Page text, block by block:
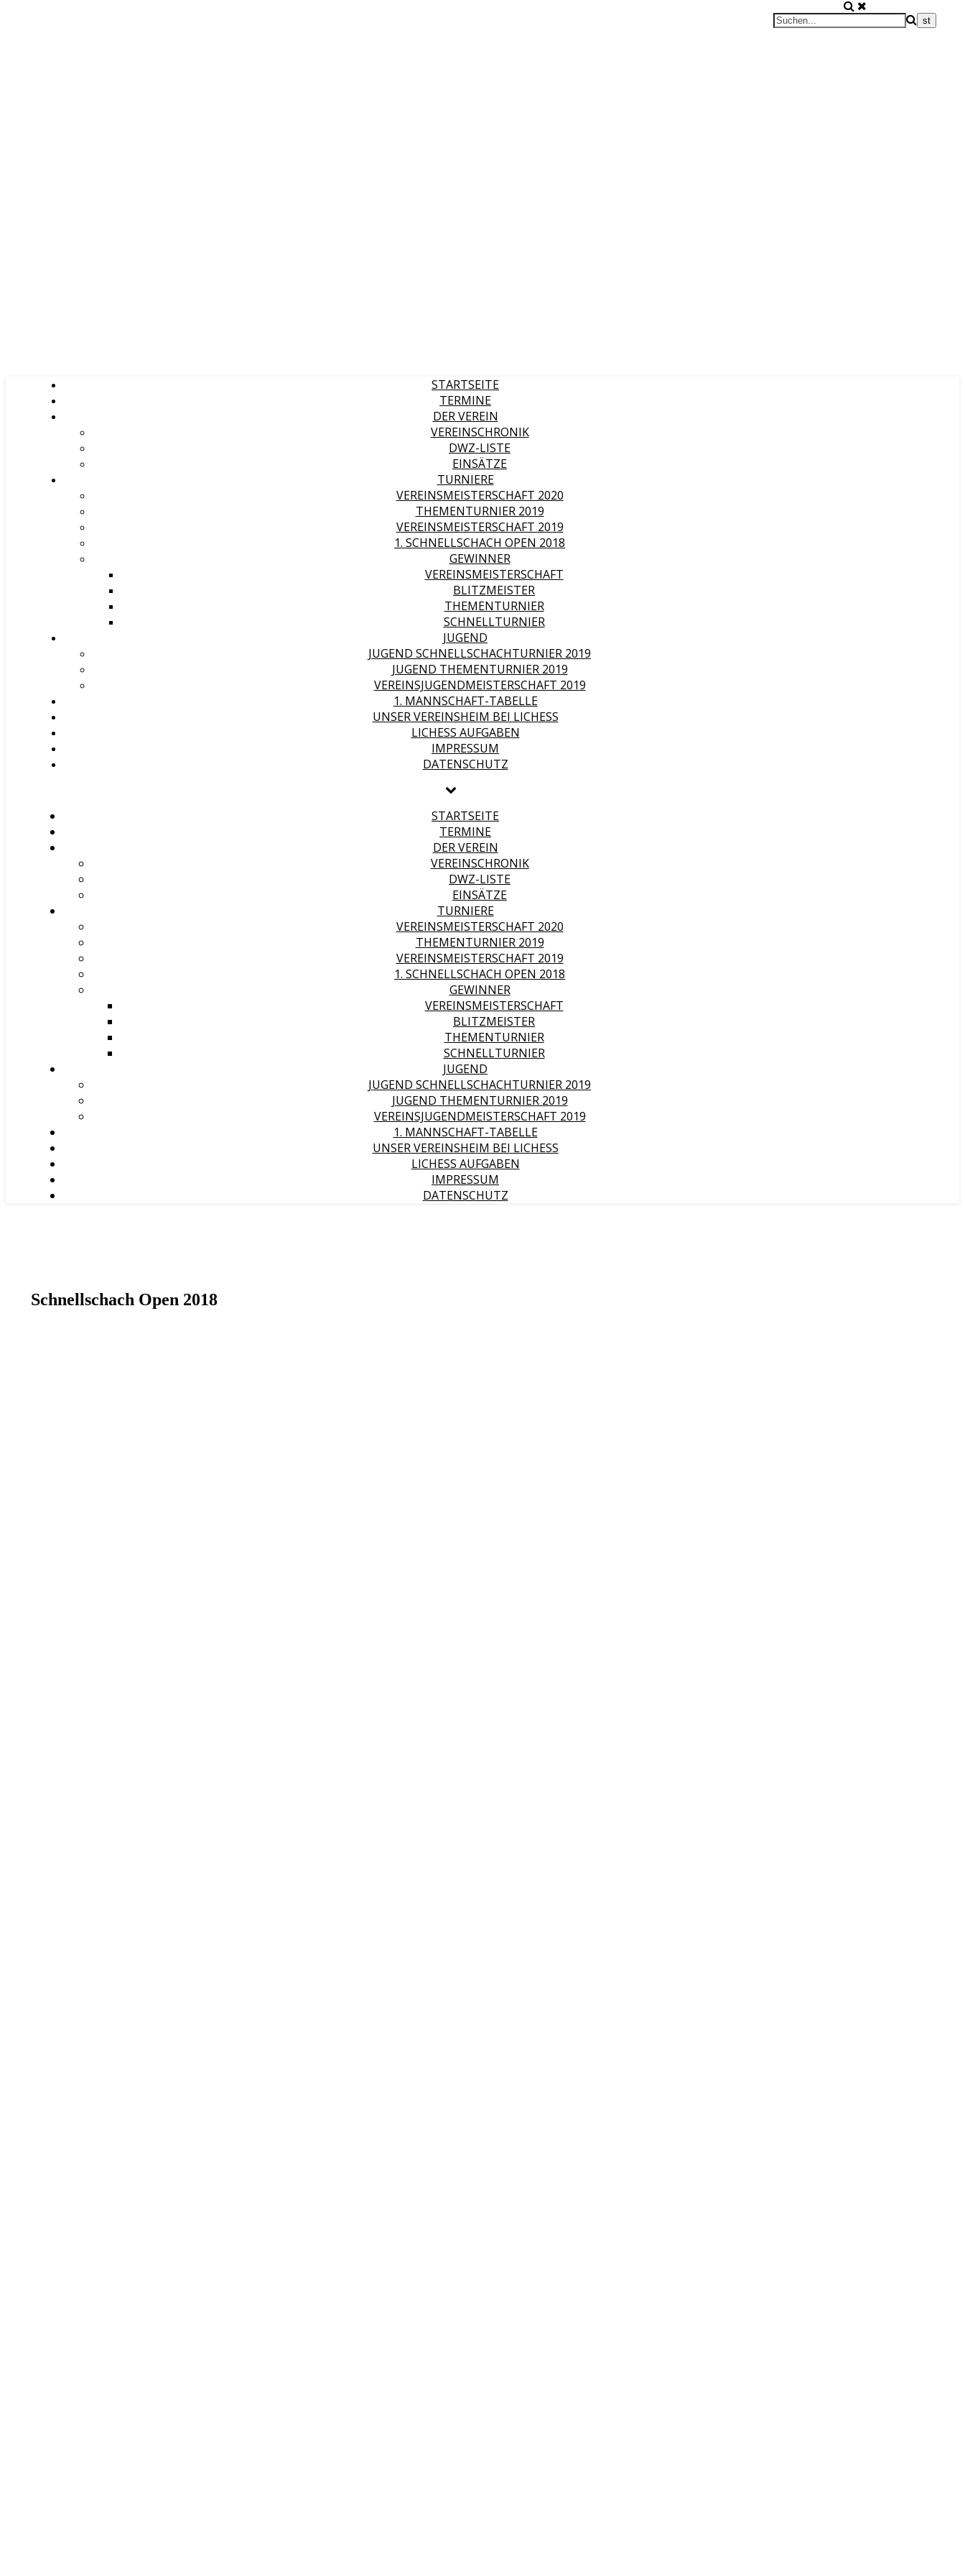
STARTSEITE
TERMINE
DER VEREIN
VEREINSCHRONIK
DWZ-LISTE
EINSÄTZE
TURNIERE
VEREINSMEISTERSCHAFT 2020
THEMENTURNIER 2019
VEREINSMEISTERSCHAFT 2019
1. SCHNELLSCHACH OPEN 2018
GEWINNER
VEREINSMEISTERSCHAFT
BLITZMEISTER
THEMENTURNIER
SCHNELLTURNIER
JUGEND
JUGEND SCHNELLSCHACHTURNIER 2019
JUGEND THEMENTURNIER 2019
VEREINSJUGENDMEISTERSCHAFT 2019
1. MANNSCHAFT-TABELLE
UNSER VEREINSHEIM BEI LICHESS
LICHESS AUFGABEN
IMPRESSUM
DATENSCHUTZ
STARTSEITE
TERMINE
DER VEREIN
VEREINSCHRONIK
DWZ-LISTE
EINSÄTZE
TURNIERE
VEREINSMEISTERSCHAFT 2020
THEMENTURNIER 2019
VEREINSMEISTERSCHAFT 2019
1. SCHNELLSCHACH OPEN 2018
GEWINNER
VEREINSMEISTERSCHAFT
BLITZMEISTER
THEMENTURNIER
SCHNELLTURNIER
JUGEND
JUGEND SCHNELLSCHACHTURNIER 2019
JUGEND THEMENTURNIER 2019
VEREINSJUGENDMEISTERSCHAFT 2019
1. MANNSCHAFT-TABELLE
UNSER VEREINSHEIM BEI LICHESS
LICHESS AUFGABEN
IMPRESSUM
DATENSCHUTZ
Schnellschach Open 2018